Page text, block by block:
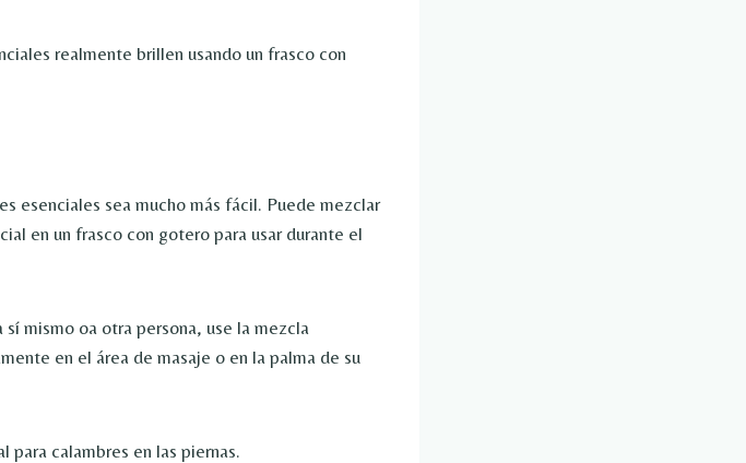
realmente brillen usando un frasco con
esenciales sea mucho más fácil. Puede mezclar
en un frasco con gotero para usar durante el
mismo oa otra persona, use la mezcla
en el área de masaje o en la palma de su
para calambres en las piernas.